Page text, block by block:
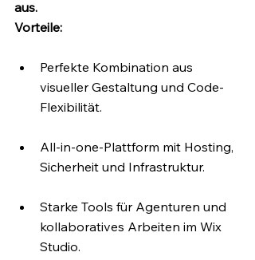
aus.
Vorteile:
Perfekte Kombination aus
visueller Gestaltung und Code-
Flexibilität.
All-in-one-Plattform mit Hosting,
Sicherheit und Infrastruktur.
Starke Tools für Agenturen und
kollaboratives Arbeiten im Wix
Studio.